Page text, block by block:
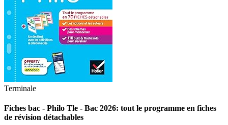
Terminale
Fiches bac - Philo Tle - Bac 2026: tout le programme en fiches
de révision détachables